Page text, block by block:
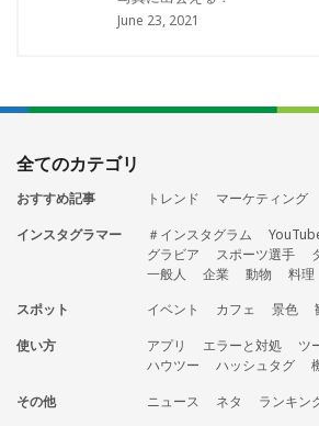
June 23, 2021
全てのカテゴリ
おすすめ記事 トレンド マーケティング
インスタグラマー
＃インスタグラム
グラビア
スポーツ選手
一般人
企業 動物 料理
スポット
イベント カフェ 景色
使い方
アプリ エラーと対処 ツ
ハウツー
ハッシュタグ
その他
ニュース ネタ ランキン